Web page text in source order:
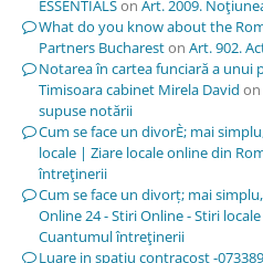
ESSENTIALSon Art. 2009.
What do you know about the
Partners Buchareston Art. 902.
Notarea în cartea funciară a unui
Timisoara cabinet Mirela David on
supuse notării
Cum se face un divorÈ; mai
locale | Ziare locale online din
întreţinerii
Cum se face un divorț; mai
Online 24 - Stiri Online - Stiri
Cuantumul întreţinerii
Luare in spatiu contracost -